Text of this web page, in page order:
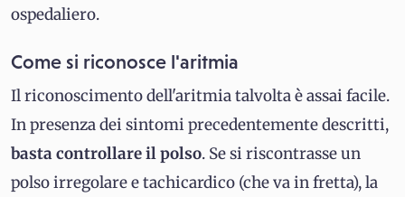
ospedaliero.
Come si riconosce l'aritmia
Il riconoscimento dell'aritmia talvolta è assai facile.
In presenza dei sintomi precedentemente descritti,
basta controllare il polso. Se si riscontrasse un
polso irregolare e tachicardico (che va in fretta), la